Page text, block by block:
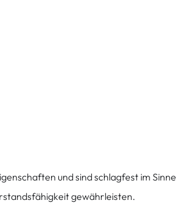
und sind schlagfest im
gewährleisten.